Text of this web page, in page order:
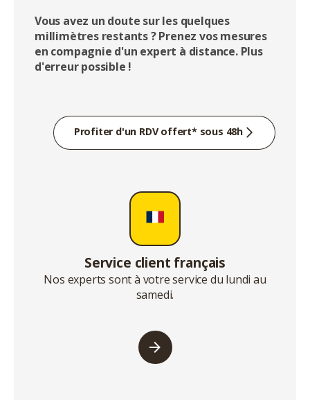
Vous avez un doute sur les quelques
millimètres restants ? Prenez vos mesures
en compagnie d'un expert à distance. Plus
d'erreur possible !
Profiter d'un RDV offert* sous 48h
Service client français
Nos experts sont à votre service du lundi au
samedi.